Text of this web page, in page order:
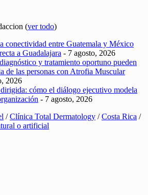
(ver todo)
conectividad entre Guatemala y México
a Guadalajara - 7 agosto, 2026
y tratamiento oportuno pueden
de las personas con Atrofia Muscular
2026
cómo el diálogo ejecutivo modela
- 7 agosto, 2026
/Clínica Total Dermatology /Costa Rica /
o artificial